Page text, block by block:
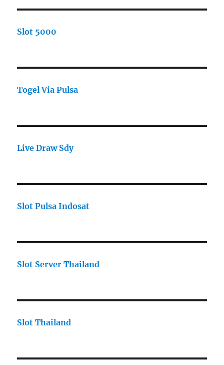
Slot 5000
Togel Via Pulsa
Live Draw Sdy
Slot Pulsa Indosat
Slot Server Thailand
Slot Thailand